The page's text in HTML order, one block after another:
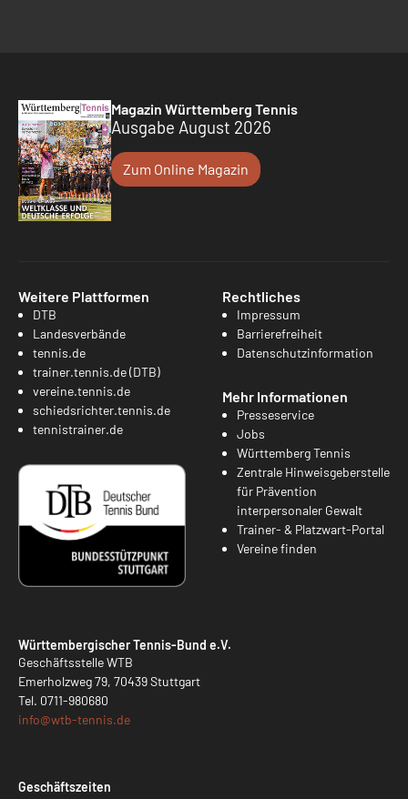
Magazin Württemberg Tennis
Ausgabe August 2026
Zum Online Magazin
Weitere Plattformen
DTB
Landesverbände
tennis.de
trainer.tennis.de (DTB)
vereine.tennis.de
schiedsrichter.tennis.de
tennistrainer.de
Rechtliches
Impressum
Barrierefreiheit
Datenschutzinformation
Mehr Informationen
Presseservice
Jobs
Württemberg Tennis
Zentrale Hinweisgeberstelle
für Prävention
interpersonaler Gewalt
Trainer- & Platzwart-Portal
Vereine finden
Württembergischer Tennis-Bund e.V.
Geschäftsstelle WTB
Emerholzweg 79, 70439 Stuttgart
Tel. 0711-980680
info@wtb-tennis.de
Geschäftszeiten